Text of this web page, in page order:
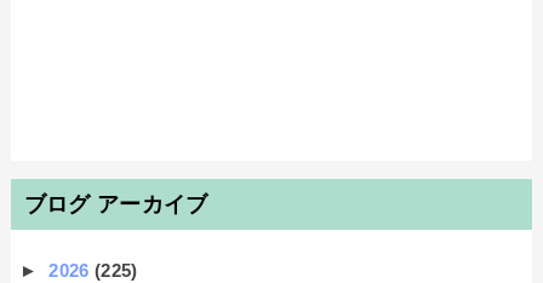
ブログ アーカイブ
►2026(225)